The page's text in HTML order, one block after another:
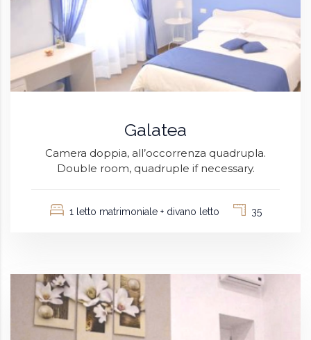
Galatea
Camera doppia, all’occorrenza quadrupla.
Double room, quadruple if necessary.
1 letto matrimoniale + divano letto 35